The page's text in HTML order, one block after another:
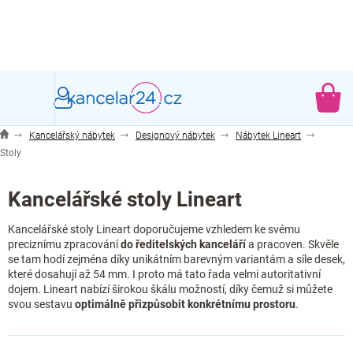
Kancelářský nábytek Designový nábytek
Nábytek Lineart
Stoly
Kancelářské stoly Lineart
Kancelářské stoly Lineart doporučujeme vzhledem ke svému
preciznímu zpracovánído ředitelských kancelářía pracoven. Skvěle
se tam hodí zejména díky unikátním barevným variantám a síle desek,
které dosahují až 54 mm. I proto má tato řada velmi autoritativní
dojem. Lineart nabízí širokou škálu možností, díky čemuž si můžete
svou sestavu optimálně přizpůsobit konkrétnímu prostoru.